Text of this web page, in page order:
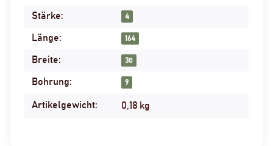
Stärke: 4
Länge: 164
Breite: 30
Bohrung: 9
Artikelgewicht: 0,18 kg